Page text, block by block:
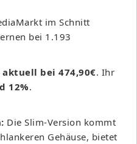
im Schnitt
bei 1.193
bei 474,90€. Ihr
12%.
Die Slim-Version kommt
Gehäuse, bietet